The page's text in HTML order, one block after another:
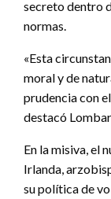
secreto dentro
normas.
«Esta
moral y de
prudencia con
destacó
En la misiva, el
Irlanda,
su política de